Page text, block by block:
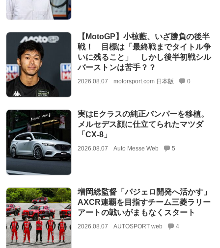
【MotoGP】小椋藍、いざ勝負の後半
戦！ 目標は「最終戦までタイトル争
いに残ること」 しかし後半初戦シル
バーストンは苦手？？
2026.08.07 motorsport.com 日本版 0
実はEクラスの純正バンパーを移植。
メルセデス顔に仕立てられたマツダ
「CX-8」
2026.08.07 Auto Messe Web 5
増岡総監督「パジェロ開発へ活かす」
AXCR連覇を目指すチーム三菱ラリー
アートの戦いがまもなくスタート
2026.08.07 AUTOSPORT web 4